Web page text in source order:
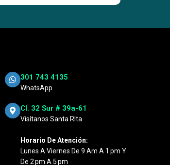
301 743 4135
WhatsApp
Cl. 32 Sur # 39a-61
Visítanos Santa RIta
Horario De Atención:
Lunes A Viernes De 9 Am A 1 Pm Y
De 2 Pm A 5 Pm